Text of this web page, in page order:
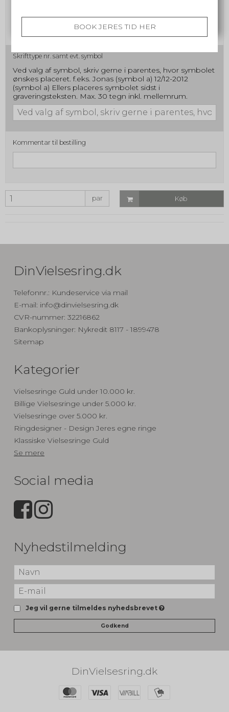
Skrifttype nr. samt evt. symbol
Ved valg af symbol, skriv gerne i parentes, hvor symbolet
ønskes placeret. f.eks. Jonas (symbol a) 12/12-2012
(symbol a) Ellers placeres symbolet sidst i
graveringsteksten. Max. 30 tegn inkl. mellemrum.
Kommentar til bestilling
par Køb
DinVielsesring.dk
Telefonnr.: Kundeservice via mail
E-mail: info@dinvielsesring.dk
CVR-nummer: 32216862
Bankoplysninger: Nykredit 8117 - 1899478
Sitemap
Kategorier
Vielsesringe Guld under 10.000 kr.
Billige Vielsesringe under 5.000 kr.
Vielsesringe over 5.000 kr.
Ringdesigner - Design Jeres egne ringe
Klassiske Vielsesringe Guld
Se mere
Social media
Nyhedstilmelding
Jeg vil gerne tilmeldes nyhedsbrevet
Godkend
DinVielsesring.dk
BOOK JERES TID HER